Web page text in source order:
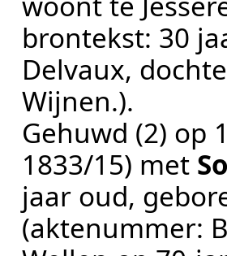
brontekst: 30
Delvaux,
Wijnen.).
Gehuwd (2) op
1833/15) met
jaar oud,
(aktenummer: